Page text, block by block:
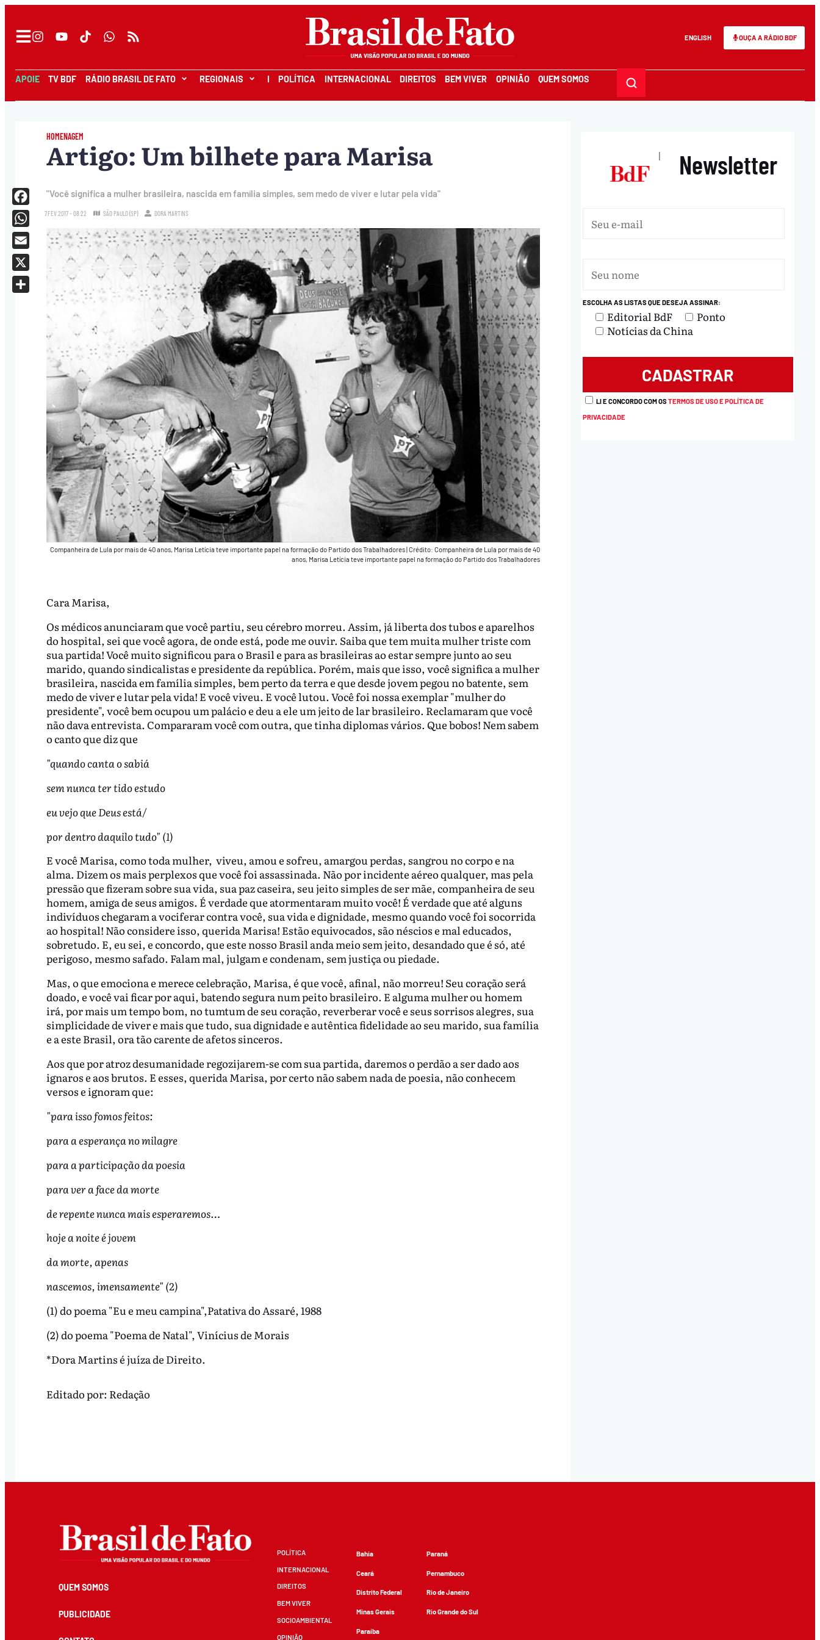
ENGLISH OUÇA A RÁDIO BDF
APOIE TV BDF RÁDIO BRASIL DE FATO REGIONAIS I POLÍTICA INTERNACIONAL DIREITOS BEM VIVER OPINIÃO QUEM SOMOS
HOMENAGEM
Artigo: Um bilhete para Marisa
"Você significa a mulher brasileira, nascida em família simples, sem medo de viver e lutar pela vida"
7.FEV.2017 - 08:22 SÃO PAULO (SP) DORA MARTINS
Companheira de Lula por mais de 40 anos, Marisa Letícia teve importante papel na formação do Partido dos Trabalhadores|Crédito: Companheira de Lula por mais de 40
anos, Marisa Letícia teve importante papel na formação do Partido dos Trabalhadores
Cara Marisa,
Os médicos anunciaram que você partiu, seu cérebro morreu. Assim, já liberta dos tubos e aparelhos
do hospital, sei que você agora, de onde está, pode me ouvir. Saiba que tem muita mulher triste com
sua partida! Você muito significou para o Brasil e para as brasileiras ao estar sempre junto ao seu
marido, quando sindicalistas e presidente da república. Porém, mais que isso, você significa a mulher
brasileira, nascida em família simples, bem perto da terra e que desde jovem pegou no batente, sem
medo de viver e lutar pela vida! E você viveu. E você lutou. Você foi nossa exemplar "mulher do
presidente", você bem ocupou um palácio e deu a ele um jeito de lar brasileiro. Reclamaram que você
não dava entrevista. Compararam você com outra, que tinha diplomas vários. Que bobos! Nem sabem
o canto que diz que
"quando canta o sabiá
sem nunca ter tido estudo
eu vejo que Deus está/
por dentro daquilo tudo" (1)
E você Marisa, como toda mulher, viveu, amou e sofreu, amargou perdas, sangrou no corpo e na
alma. Dizem os mais perplexos que você foi assassinada. Não por incidente aéreo qualquer, mas pela
pressão que fizeram sobre sua vida, sua paz caseira, seu jeito simples de ser mãe, companheira de seu
homem, amiga de seus amigos. É verdade que atormentaram muito você! É verdade que até alguns
indivíduos chegaram a vociferar contra você, sua vida e dignidade, mesmo quando você foi socorrida
ao hospital! Não considere isso, querida Marisa! Estão equivocados, são néscios e mal educados,
sobretudo. E, eu sei, e concordo, que este nosso Brasil anda meio sem jeito, desandado que é só, até
perigoso, mesmo safado. Falam mal, julgam e condenam, sem justiça ou piedade.
Mas, o que emociona e merece celebração, Marisa, é que você, afinal, não morreu! Seu coração será
doado, e você vai ficar por aqui, batendo segura num peito brasileiro. E alguma mulher ou homem
irá, por mais um tempo bom, no tumtum de seu coração, reverberar você e seus sorrisos alegres, sua
simplicidade de viver e mais que tudo, sua dignidade e autêntica fidelidade ao seu marido, sua família
e a este Brasil, ora tão carente de afetos sinceros.
Aos que por atroz desumanidade regozijarem-se com sua partida, daremos o perdão a ser dado aos
ignaros e aos brutos. E esses, querida Marisa, por certo não sabem nada de poesia, não conhecem
versos e ignoram que:
"para isso fomos feitos:
para a esperança no milagre
para a participação da poesia
para ver a face da morte
de repente nunca mais esperaremos…
hoje a noite é jovem
da morte, apenas
nascemos, imensamente" (2)
(1) do poema "Eu e meu campina",Patativa do Assaré, 1988
(2) do poema "Poema de Natal", Vinícius de Morais
*Dora Martins é juíza de Direito.
Facebook
WhatsApp
Email
X
Editado por: Redação
| Newsletter
ESCOLHA AS LISTAS QUE DESEJA ASSINAR:
Editorial BdF
Ponto
Notícias da China
LI E CONCORDO COM OSTERMOS DE USO E POLÍTICA DE
PRIVACIDADE
QUEM SOMOS
PUBLICIDADE
POLÍTICA
INTERNACIONAL
DIREITOS
BEM VIVER
SOCIOAMBIENTAL
OPINIÃO
Bahia
Ceará
Distrito Federal
Minas Gerais
Paraíba
Paraná
Pernambuco
Rio de Janeiro
Rio Grande do Sul